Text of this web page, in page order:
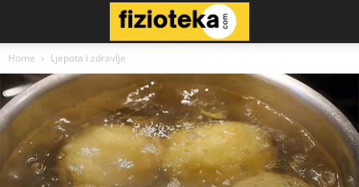
Home Ljepota i zdravlje